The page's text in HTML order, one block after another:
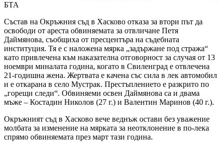
БТА
Състав на Окръжния съд в Хасково отказа за втори път да
освободи от ареста обвиняемата за отвличане Петя
Даймянова, съобщиха от пресцентъра на съдебната
институция. Тя е с наложена мярка „задържане под стража“
като привлечена към наказателна отговорност за случая от 13
ноември миналата година, когато в Свиленград е отвлечена
21-годишна жена. Жертвата е качена със сила в лек автомобил
и е откарана в село Мустрак. Престъплението е разкрито по
„горещи следи“. Обвиняеми освен Даймянова са и двама
мъже – Костадин Николов (27 г.) и Валентин Маринов (40 г.).
Окръжният съд в Хасково вече веднъж остави без уважение
молбата за изменение на мярката за неотклонение в по-лека
спрямо обвиняемата през март тази година.